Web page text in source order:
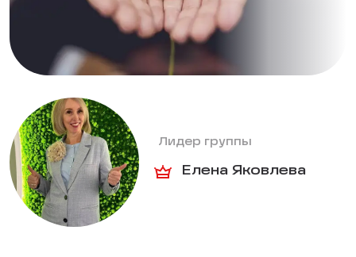
Лидер группы
Елена Яковлева